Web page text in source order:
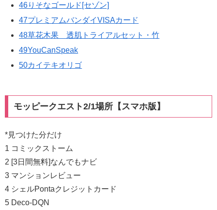
46りそなゴールド[セゾン]
47プレミアムバンダイVISAカード
48草花木果 透肌トライアルセット・竹
49YouCanSpeak
50カイテキオリゴ
モッピークエスト2/1場所【スマホ版】
*見つけた分だけ
1 コミックストーム
2 [3日間無料]なんでもナビ
3 マンションレビュー
4 シェルPontaクレジットカード
5 Deco-DQN